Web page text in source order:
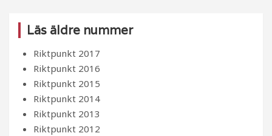
Läs äldre nummer
Riktpunkt 2017
Riktpunkt 2016
Riktpunkt 2015
Riktpunkt 2014
Riktpunkt 2013
Riktpunkt 2012